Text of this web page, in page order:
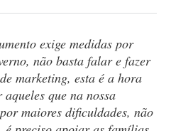
exige medidas por
não basta falar e fazer
marketing, esta é a hora
que na nossa
maiores dificuldades, não